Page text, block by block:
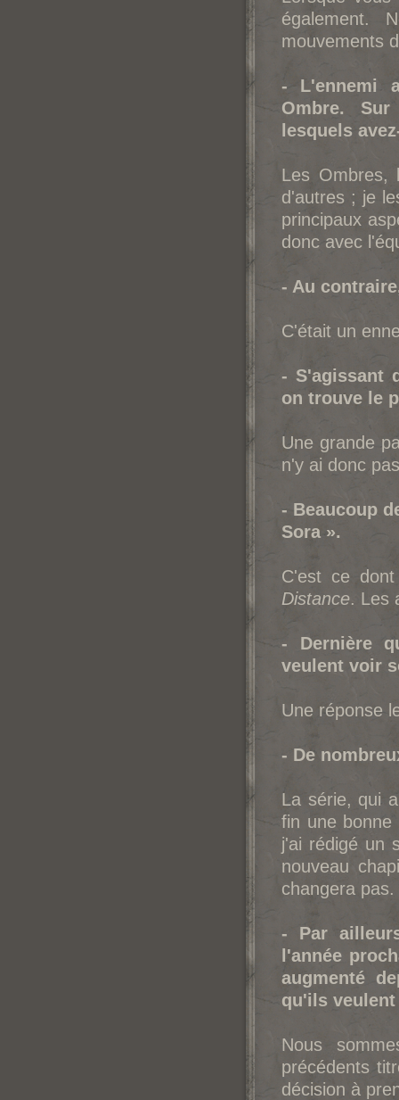
également.
mouvements
- L'ennemi
Ombre.
lesquels
Les Ombres,
d'autres ; je
principaux
donc avec
- Au
C'était un
- S'agissant
on trouve le
Une grande
n'y ai donc
- Beaucoup
Sora ».
C'est ce
Distance. Les
- Dernière
veulent voir
Une réponse
- De
La série, qui
fin une
j'ai rédigé un
nouveau
changera pas.
- Par
l'année
augmenté
qu'ils veulent
Nous
précédents
décision à